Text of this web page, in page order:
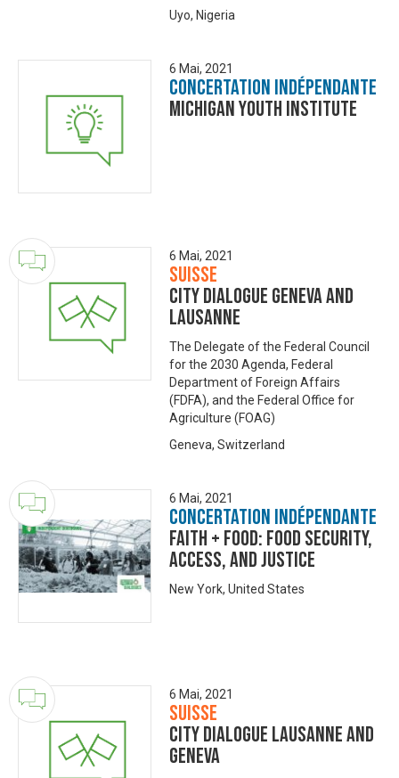
Uyo, Nigeria
6 Mai, 2021
Concertation Indépendante
Michigan Youth Institute
6 Mai, 2021
Suisse
City Dialogue Geneva and
Lausanne
The Delegate of the Federal Council
for the 2030 Agenda, Federal
Department of Foreign Affairs
(FDFA), and the Federal Office for
Agriculture (FOAG)
Geneva, Switzerland
6 Mai, 2021
Concertation Indépendante
Faith + Food: Food Security,
Access, and Justice
New York, United States
6 Mai, 2021
Suisse
City Dialogue Lausanne and
Geneva